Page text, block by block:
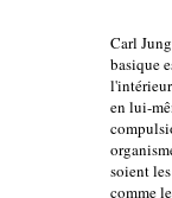
Carl
basique
en lui-
soient
comme